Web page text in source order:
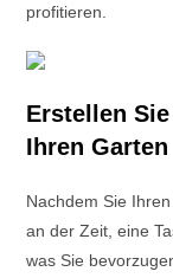
profitieren.
Erstellen
Ihren Garten
Nachdem Sie
an der Zeit, eine
was Sie